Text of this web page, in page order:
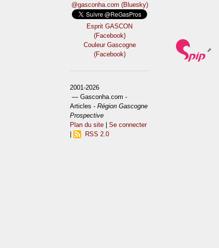
@gasconha.com (Bluesky)
Esprit GASCON
(Facebook)
Couleur Gascogne
(Facebook)
2001-2026
— Gasconha.com -
Articles -Région Gascogne
Prospective
Plan du site |Se connecter
RSS 2.0